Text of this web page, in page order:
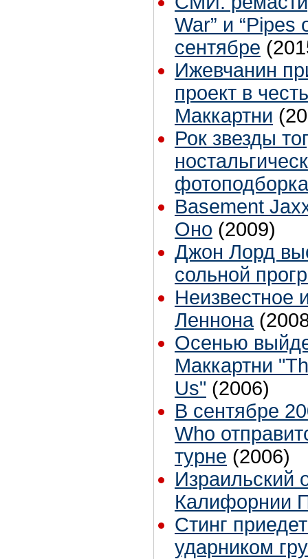
War” и “Pipes
сентябре
Ижевчанин
проект в
Маккартни
Рок звезды
фотоподборка
Basement
Оно (2009)
Джон Лорд
сольной
Неизвестное
Леннона
Осенью
Маккартни
Us" (2006)
В сентябре
Who
турне (2006)
Израильский
Калифорнии
Стинг
ударником